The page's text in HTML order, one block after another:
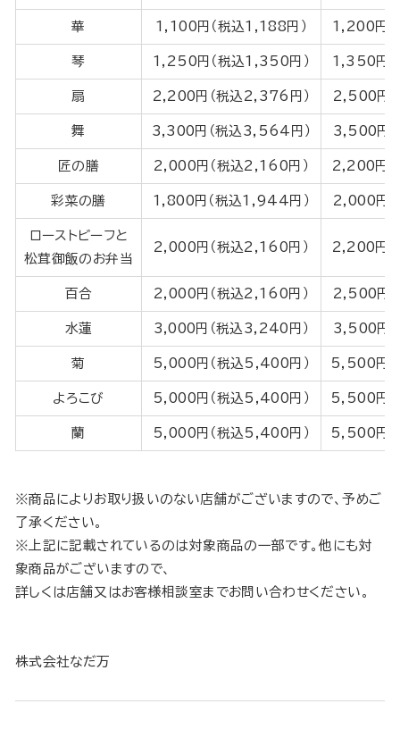
華 1,100円（税込1,188円） 1,200円
琴 1,250円（税込1,350円） 1,350円
扇 2,200円（税込2,376円） 2,500円
舞 3,300円（税込3,564円） 3,500円
匠の膳 2,000円（税込2,160円） 2,200円
彩菜の膳 1,800円（税込1,944円） 2,000円
ローストビーフと
松茸御飯のお弁当
2,000円（税込2,160円） 2,200円
百合 2,000円（税込2,160円） 2,500円
水蓮 3,000円（税込3,240円） 3,500円
菊 5,000円（税込5,400円） 5,500円
よろこび 5,000円（税込5,400円） 5,500円
蘭 5,000円（税込5,400円） 5,500円
※商品によりお取り扱いのない店舗がございますので、予めご
了承ください。
※上記に記載されているのは対象商品の一部です。他にも対
象商品がございますので、
詳しくは店舗又はお客様相談室までお問い合わせください。
株式会社なだ万